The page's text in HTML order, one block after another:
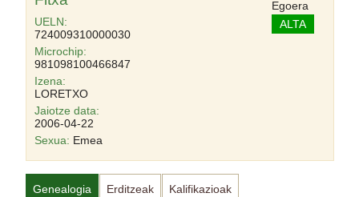
UELN:
724009310000030
Microchip:
981098100466847
Izena:
LORETXO
Jaiotze data:
2006-04-22
Sexua: Emea
Egoera
ALTA
Genealogia Erditzeak Kalifikazioak